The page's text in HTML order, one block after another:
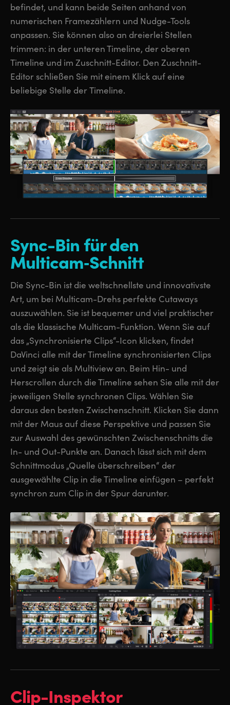
befindet, und kann beide Seiten anhand von
numerischen Framezählern und Nudge-Tools
anpassen. Sie können also an dreierlei Stellen
trimmen: in der unteren Timeline, der oberen
Timeline und im Zuschnitt-Editor. Den Zuschnitt-
Editor schließen Sie mit einem Klick auf eine
beliebige Stelle der Timeline.
Sync-Bin fürden
Multicam‑Schnitt
Die Sync-Bin ist die weltschnellste und innovativste
Art, um bei Multicam-Drehs perfekte Cutaways
auszuwählen. Sie ist bequemer und viel praktischer
als die klassische Multicam-Funktion. Wenn Sie auf
das „Synchronisierte Clips“-Icon klicken, findet
DaVinci alle mit der Timeline synchronisierten Clips
und zeigt sie als Multiview an. Beim Hin- und
Herscrollen durch die Timeline sehen Sie alle mit der
jeweiligen Stelle synchronen Clips. Wählen Sie
daraus den besten Zwischenschnitt. Klicken Sie dann
mit der Maus auf diese Perspektive und passen Sie
zur Auswahl des gewünschten Zwischenschnitts die
In- und Out-Punkte an. Danach lässt sich mit dem
Schnittmodus „Quelle überschreiben“ der
ausgewählte Clip in die Timeline einfügen – perfekt
synchron zum Clip in der Spur darunter.
Clip-Inspektor